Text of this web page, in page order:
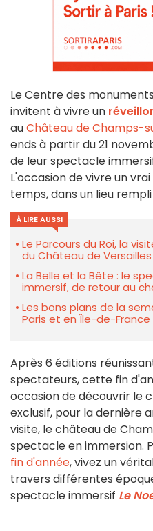
Le Centre des
invitent à vivre un
auChâteau de Champs-
ends à partir du 21
de leur spectacle
L'occasion de vivre un
temps, dans un lieu
À LIRE AUSSI
Le Parcours du Roi, la
du Château de Versailles
La Belle et la Bête : le
immersif, de retour au
Les bons plans de la
Paris et en Île-de-France
Après 6 éditions
spectateurs, cette fin
occasion de découvrir le
exclusif, pour la dernière
visite, le château de
spectacle en immersion.
fin d'année, vivez un
travers différentes
spectacle immersif Le